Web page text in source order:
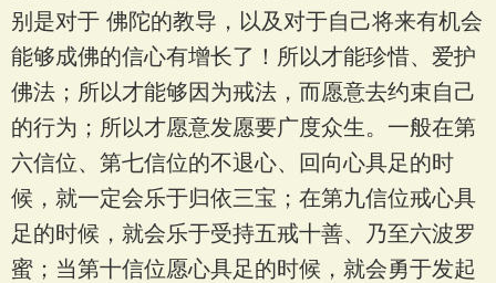
别是对于 佛陀的教导，以及对于自己将来有机会
能够成佛的信心有增长了！所以才能珍惜、爱护
佛法；所以才能够因为戒法，而愿意去约束自己
的行为；所以才愿意发愿要广度众生。一般在第
六信位、第七信位的不退心、回向心具足的时
候，就一定会乐于归依三宝；在第九信位戒心具
足的时候，就会乐于受持五戒十善、乃至六波罗
蜜；当第十信位愿心具足的时候，就会勇于发起